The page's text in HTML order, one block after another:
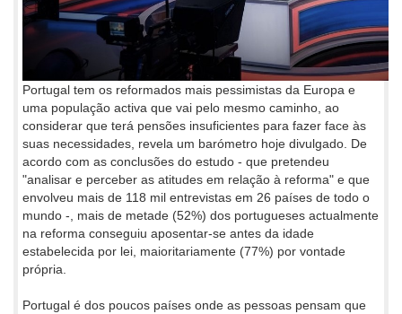
Portugal tem os reformados mais pessimistas da Europa e
uma população activa que vai pelo mesmo caminho, ao
considerar que terá pensões insuficientes para fazer face às
suas necessidades, revela um barómetro hoje divulgado. De
acordo com as conclusões do estudo - que pretendeu
"analisar e perceber as atitudes em relação à reforma" e que
envolveu mais de 118 mil entrevistas em 26 países de todo o
mundo -, mais de metade (52%) dos portugueses actualmente
na reforma conseguiu aposentar-se antes da idade
estabelecida por lei, maioritariamente (77%) por vontade
própria.
Portugal é dos poucos países onde as pessoas pensam que